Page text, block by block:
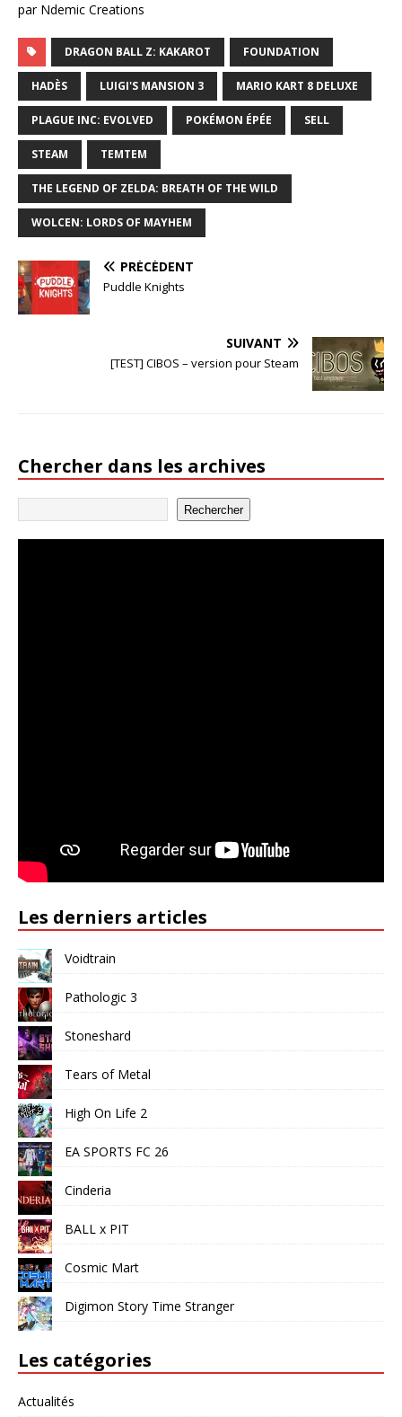
par Ndemic Creations
DRAGON BALL Z: KAKAROT FOUNDATION
HADÈS LUIGI'S MANSION 3 MARIO KART 8 DELUXE
PLAGUE INC: EVOLVED POKÉMON ÉPÉE SELL
STEAM TEMTEM
THE LEGEND OF ZELDA: BREATH OF THE WILD
WOLCEN: LORDS OF MAYHEM
PRÉCÉDENT
Puddle Knights
SUIVANT
[TEST] CIBOS – version pour Steam
Chercher dans les archives
Rechercher
Les derniers articles
Voidtrain
Pathologic 3
Stoneshard
Tears of Metal
High On Life 2
EA SPORTS FC 26
Cinderia
BALL x PIT
Cosmic Mart
Digimon Story Time Stranger
Les catégories
Actualités